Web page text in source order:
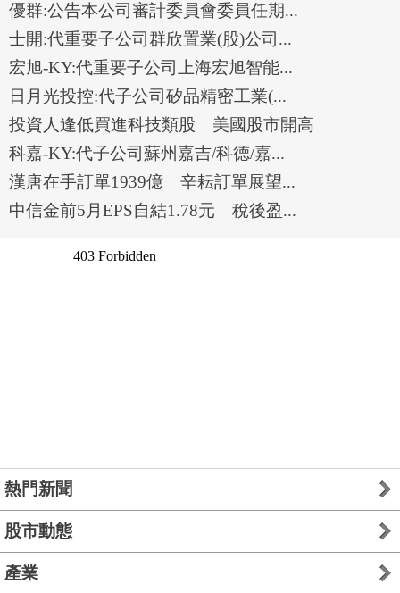
優群:公告本公司審計委員會委員任期...
士開:代重要子公司群欣置業(股)公司...
宏旭-KY:代重要子公司上海宏旭智能...
日月光投控:代子公司矽品精密工業(...
投資人逢低買進科技類股 美國股市開高
科嘉-KY:代子公司蘇州嘉吉/科德/嘉...
漢唐在手訂單1939億 辛耘訂單展望...
中信金前5月EPS自結1.78元 稅後盈...
熱門新聞
股市動態
產業